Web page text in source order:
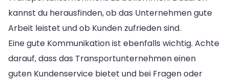
kannst du herausfinden, ob das Unternehmen gute
Arbeit leistet und ob Kunden zufrieden sind.
Eine gute Kommunikation ist ebenfalls wichtig. Achte
darauf, dass das Transportunternehmen einen
guten Kundenservice bietet und bei Fragen oder